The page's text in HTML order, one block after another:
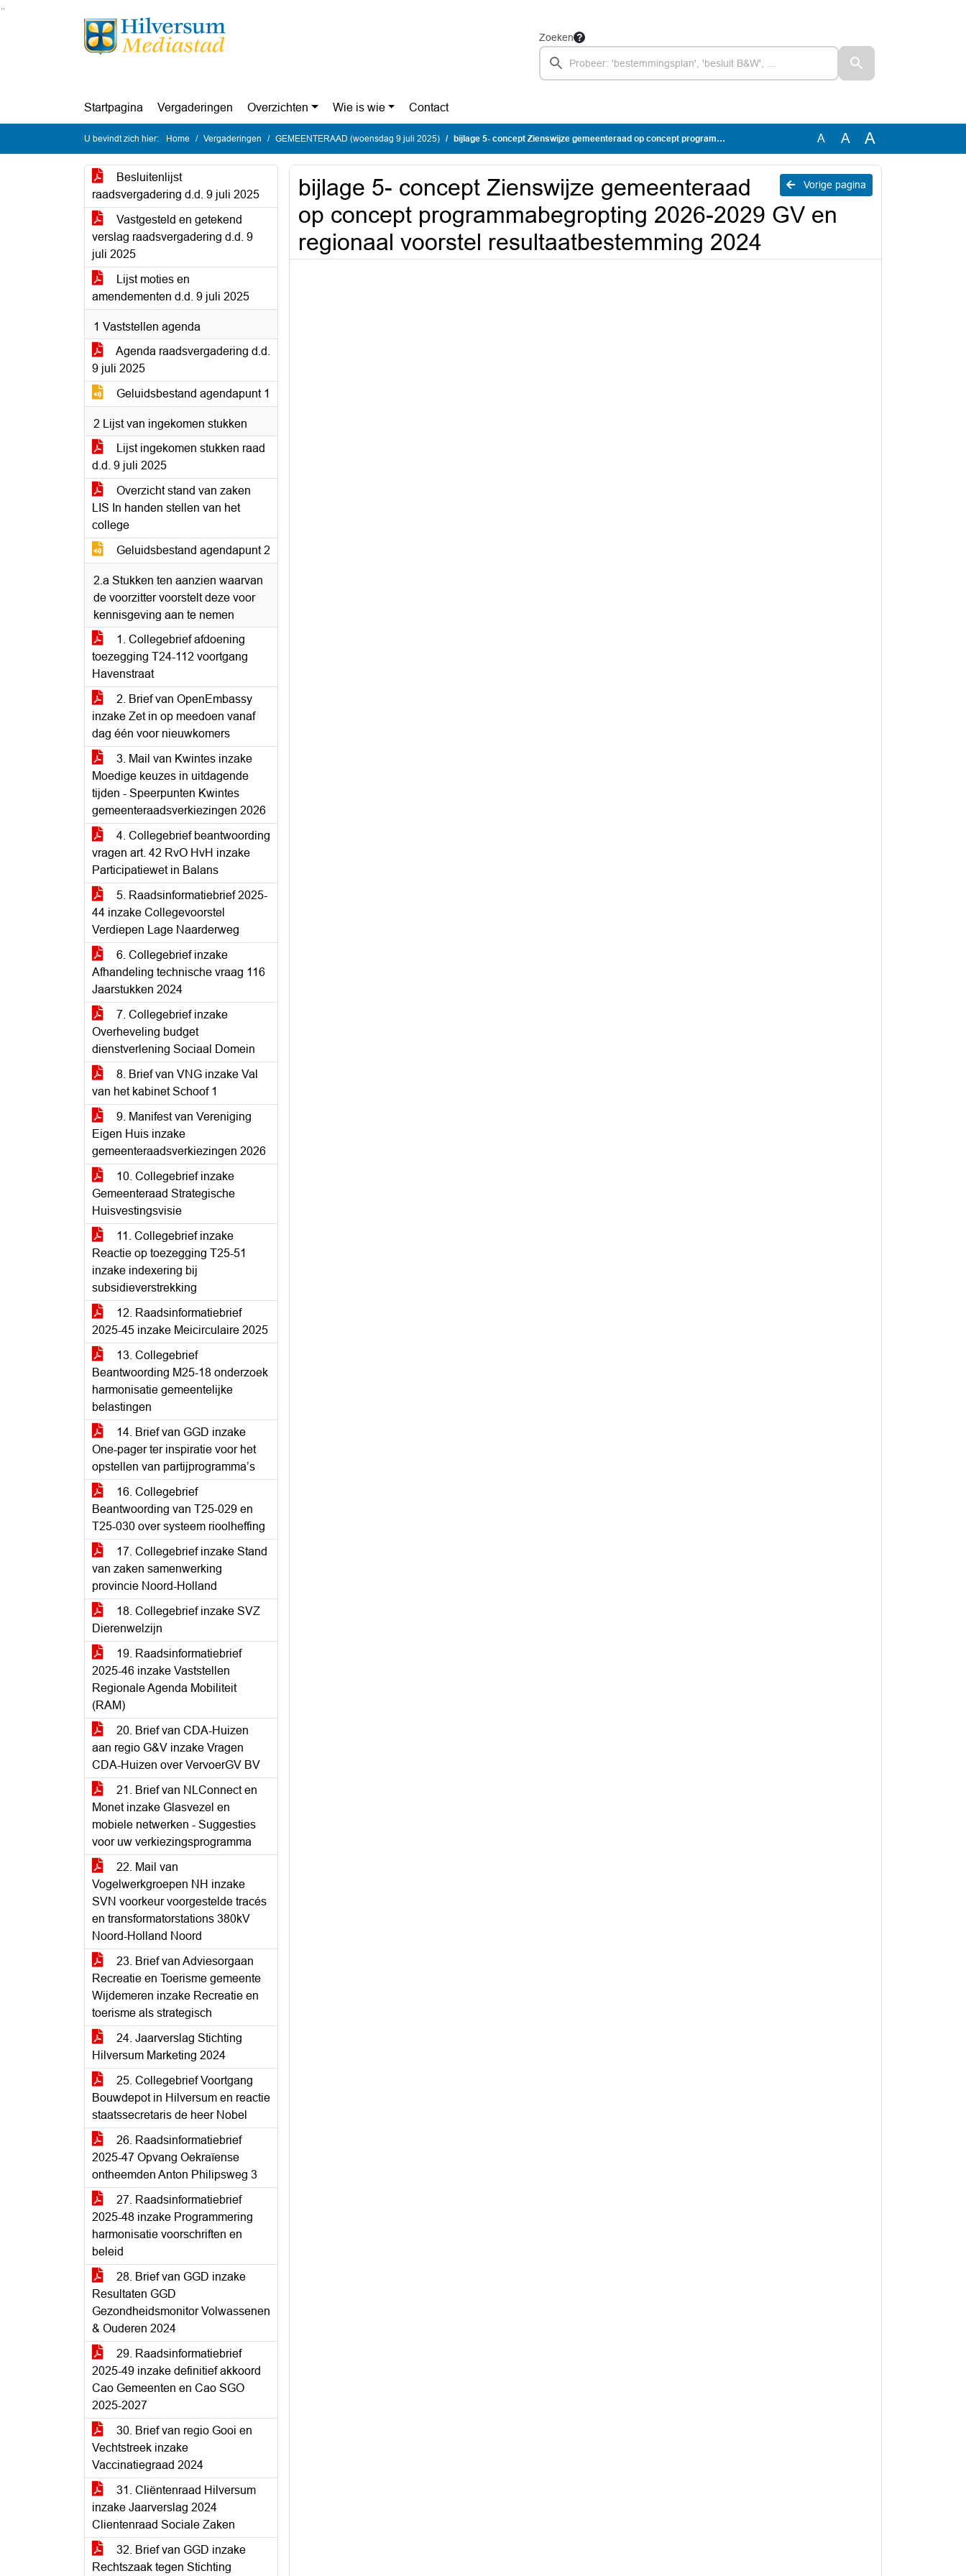
Ga naar de inhoud van deze pagina
Ga naar het zoeken
Ga naar het menu
Zoeken
Startpagina Vergaderingen Overzichten Wie is wie Contact
U bevindt zich hier: Home Vergaderingen GEMEENTERAAD (woensdag 9 juli 2025) bijlage 5- concept Zienswijze gemeenteraad op concept programmabegropting 2026-2029 GV en regionaal voorstel resultaatbestemming 2024 A A A
Besluitenlijst
raadsvergadering d.d. 9 juli 2025
Vastgesteld en getekend
verslag raadsvergadering d.d. 9
juli 2025
Lijst moties en
amendementen d.d. 9 juli 2025
1 Vaststellen agenda
Agenda raadsvergadering d.d.
9 juli 2025
Geluidsbestand agendapunt 1
2 Lijst van ingekomen stukken
Lijst ingekomen stukken raad
d.d. 9 juli 2025
Overzicht stand van zaken
LIS In handen stellen van het
college
Geluidsbestand agendapunt 2
2.a Stukken ten aanzien waarvan
de voorzitter voorstelt deze voor
kennisgeving aan te nemen
1. Collegebrief afdoening
toezegging T24-112 voortgang
Havenstraat
2. Brief van OpenEmbassy
inzake Zet in op meedoen vanaf
dag één voor nieuwkomers
3. Mail van Kwintes inzake
Moedige keuzes in uitdagende
tijden - Speerpunten Kwintes
gemeenteraadsverkiezingen 2026
4. Collegebrief beantwoording
vragen art. 42 RvO HvH inzake
Participatiewet in Balans
5. Raadsinformatiebrief 2025-
44 inzake Collegevoorstel
Verdiepen Lage Naarderweg
6. Collegebrief inzake
Afhandeling technische vraag 116
Jaarstukken 2024
7. Collegebrief inzake
Overheveling budget
dienstverlening Sociaal Domein
8. Brief van VNG inzake Val
van het kabinet Schoof 1
9. Manifest van Vereniging
Eigen Huis inzake
gemeenteraadsverkiezingen 2026
10. Collegebrief inzake
Gemeenteraad Strategische
Huisvestingsvisie
11. Collegebrief inzake
Reactie op toezegging T25-51
inzake indexering bij
subsidieverstrekking
12. Raadsinformatiebrief
2025-45 inzake Meicirculaire 2025
13. Collegebrief
Beantwoording M25-18 onderzoek
harmonisatie gemeentelijke
belastingen
14. Brief van GGD inzake
One-pager ter inspiratie voor het
opstellen van partijprogramma’s
16. Collegebrief
Beantwoording van T25-029 en
T25-030 over systeem rioolheffing
17. Collegebrief inzake Stand
van zaken samenwerking
provincie Noord-Holland
18. Collegebrief inzake SVZ
Dierenwelzijn
19. Raadsinformatiebrief
2025-46 inzake Vaststellen
Regionale Agenda Mobiliteit
(RAM)
20. Brief van CDA-Huizen
aan regio G&V inzake Vragen
CDA-Huizen over VervoerGV BV
21. Brief van NLConnect en
Monet inzake Glasvezel en
mobiele netwerken - Suggesties
voor uw verkiezingsprogramma
22. Mail van
Vogelwerkgroepen NH inzake
SVN voorkeur voorgestelde tracés
en transformatorstations 380kV
Noord-Holland Noord
23. Brief van Adviesorgaan
Recreatie en Toerisme gemeente
Wijdemeren inzake Recreatie en
toerisme als strategisch
24. Jaarverslag Stichting
Hilversum Marketing 2024
25. Collegebrief Voortgang
Bouwdepot in Hilversum en reactie
staatssecretaris de heer Nobel
26. Raadsinformatiebrief
2025-47 Opvang Oekraïense
ontheemden Anton Philipsweg 3
27. Raadsinformatiebrief
2025-48 inzake Programmering
harmonisatie voorschriften en
beleid
28. Brief van GGD inzake
Resultaten GGD
Gezondheidsmonitor Volwassenen
& Ouderen 2024
29. Raadsinformatiebrief
2025-49 inzake definitief akkoord
Cao Gemeenten en Cao SGO
2025-2027
30. Brief van regio Gooi en
Vechtstreek inzake
Vaccinatiegraad 2024
31. Cliëntenraad Hilversum
inzake Jaarverslag 2024
Clientenraad Sociale Zaken
32. Brief van GGD inzake
Rechtszaak tegen Stichting
Vorige pagina
bijlage 5- concept Zienswijze gemeenteraad
op concept programmabegropting 2026-2029 GV en
regionaal voorstel resultaatbestemming 2024